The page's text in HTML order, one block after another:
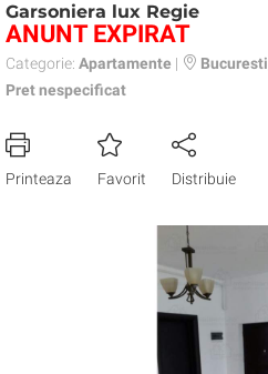
Garsoniera lux Regie
ANUNT EXPIRAT
Categorie: Apartamente | Bucuresti
Pret nespecificat
Printeaza Favorit Distribuie